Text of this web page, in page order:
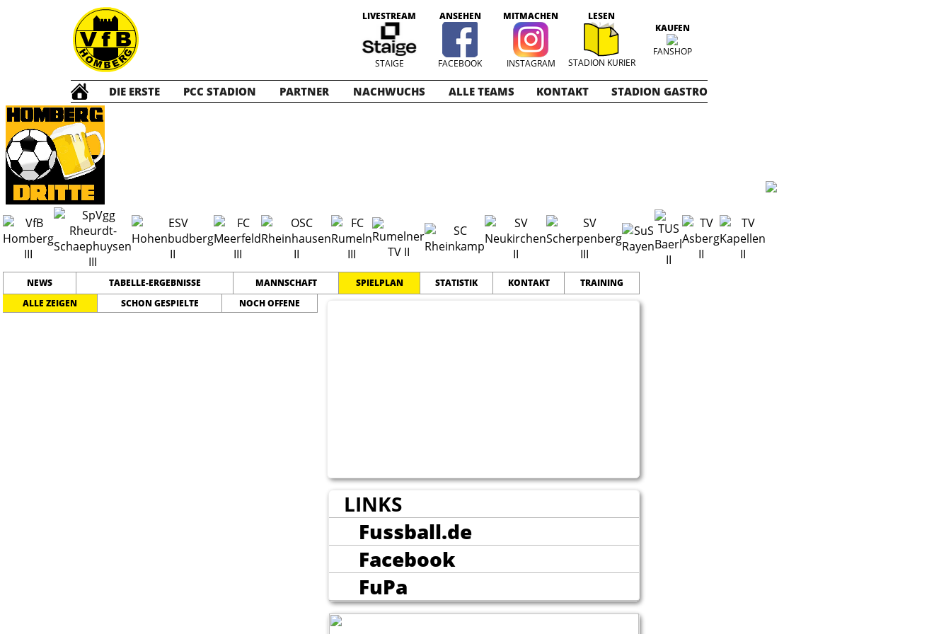
LIVESTREAM
STAIGE
ANSEHEN
FACEBOOK
MITMACHEN
INSTAGRAM
LESEN
STADION KURIER
KAUFEN
FANSHOP
DIE ERSTE PCC STADION PARTNER NACHWUCHS ALLE TEAMS KONTAKT STADION GASTRO
NEWS TABELLE-ERGEBNISSE MANNSCHAFT SPIELPLAN STATISTIK KONTAKT
TRAINING
ALLE ZEIGEN
SCHON GESPIELTE NOCH OFFENE
LINKS
Fussball.de
Facebook
FuPa